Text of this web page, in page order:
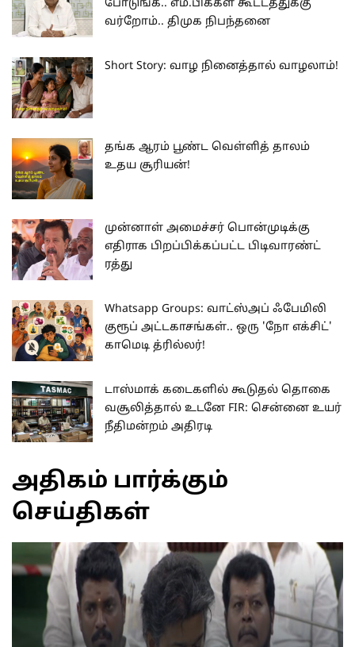
போடுங்க.. எம்.பிக்கள் கூட்டத்துக்கு
வர்றோம்.. திமுக நிபந்தனை
Short Story: வாழ நினைத்தால் வாழலாம்!
தங்க ஆரம் பூண்ட வெள்ளித் தாலம்
உதய சூரியன்!
முன்னாள் அமைச்சர் பொன்முடிக்கு
எதிராக பிறப்பிக்கப்பட்ட பிடிவாரண்ட்
ரத்து
Whatsapp Groups: வாட்ஸ்அப் ஃபேமிலி
குரூப் அட்டகாசங்கள்.. ஒரு 'நோ எக்சிட்'
காமெடி த்ரில்லர்!
டாஸ்மாக் கடைகளில் கூடுதல் தொகை
வசூலித்தால் உடனே FIR: சென்னை உயர்
நீதிமன்றம் அதிரடி
அதிகம் பார்க்கும்
செய்திகள்